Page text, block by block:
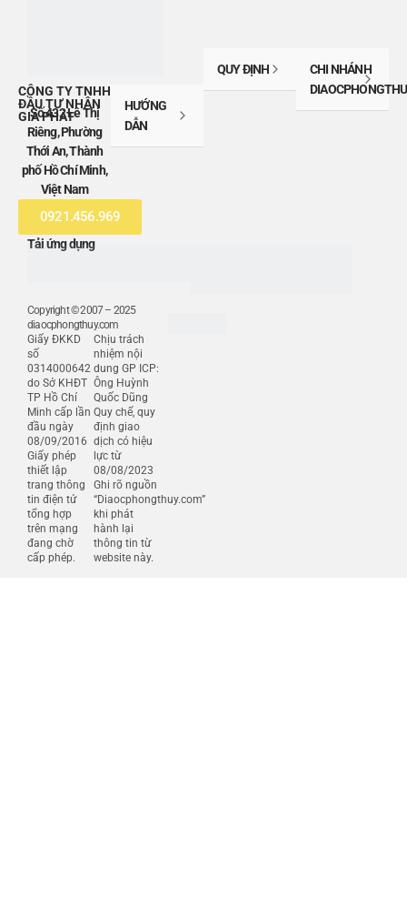
CÔNG TY TNHH
ĐẦU TƯ NHÂN
GIA PHÁT
Số 432 Lê Thị
Riêng, Phường
Thới An, Thành
phố Hồ Chí Minh,
Việt Nam
0921.456.969
HƯỚNG
DẪN
QUY ĐỊNH
CHI NHÁNH
Tải ứng dụng
Copyright © 2007 – 2025
diaocphongthuy.com
Giấy ĐKKD
số
0314000642
do Sở KHĐT
TP Hồ Chí
Minh cấp lần
đầu ngày
08/09/2016
Giấy phép
thiết lập
trang thông
tin điện tử
tổng hợp
trên mạng
đang chờ
cấp phép.
Chịu trách
nhiệm nội
dung GP ICP:
Ông Huỳnh
Quốc Dũng
Quy chế, quy
định giao
dịch có hiệu
lực từ
08/08/2023
Ghi rõ nguồn
“Diaocphongthuy.com”
khi phát
hành lại
thông tin từ
website này.